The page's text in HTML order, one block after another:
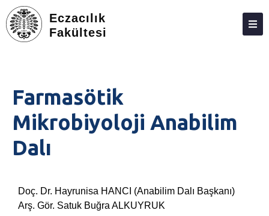
Eczacılık
Fakültesi
EĞITIM
ARAŞTIRMA
TOPLUMA KATKI
ÖDÜLLER
Farmasötik
Mikrobiyoloji Anabilim
Dalı
Doç. Dr. Hayrunisa HANCI (Anabilim Dalı Başkanı)
Arş. Gör. Satuk Buğra ALKUYRUK